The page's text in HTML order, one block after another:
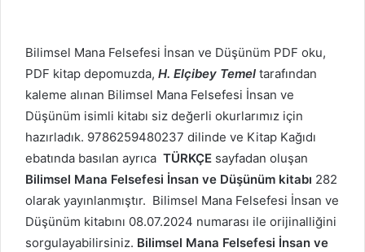
Bilimsel Mana Felsefesi İnsan ve Düşünüm PDF oku,
PDF kitap depomuzda, H. Elçibey Temel tarafından
kaleme alınan Bilimsel Mana Felsefesi İnsan ve
Düşünüm isimli kitabı siz değerli okurlarımız için
hazırladık. 9786259480237 dilinde ve Kitap Kağıdı
ebatında basılan ayrıca TÜRKÇE sayfadan oluşan
Bilimsel Mana Felsefesi İnsan ve Düşünüm kitabı 282
olarak yayınlanmıştır. Bilimsel Mana Felsefesi İnsan ve
Düşünüm kitabını 08.07.2024 numarası ile orijinalliğini
sorgulayabilirsiniz. Bilimsel Mana Felsefesi İnsan ve